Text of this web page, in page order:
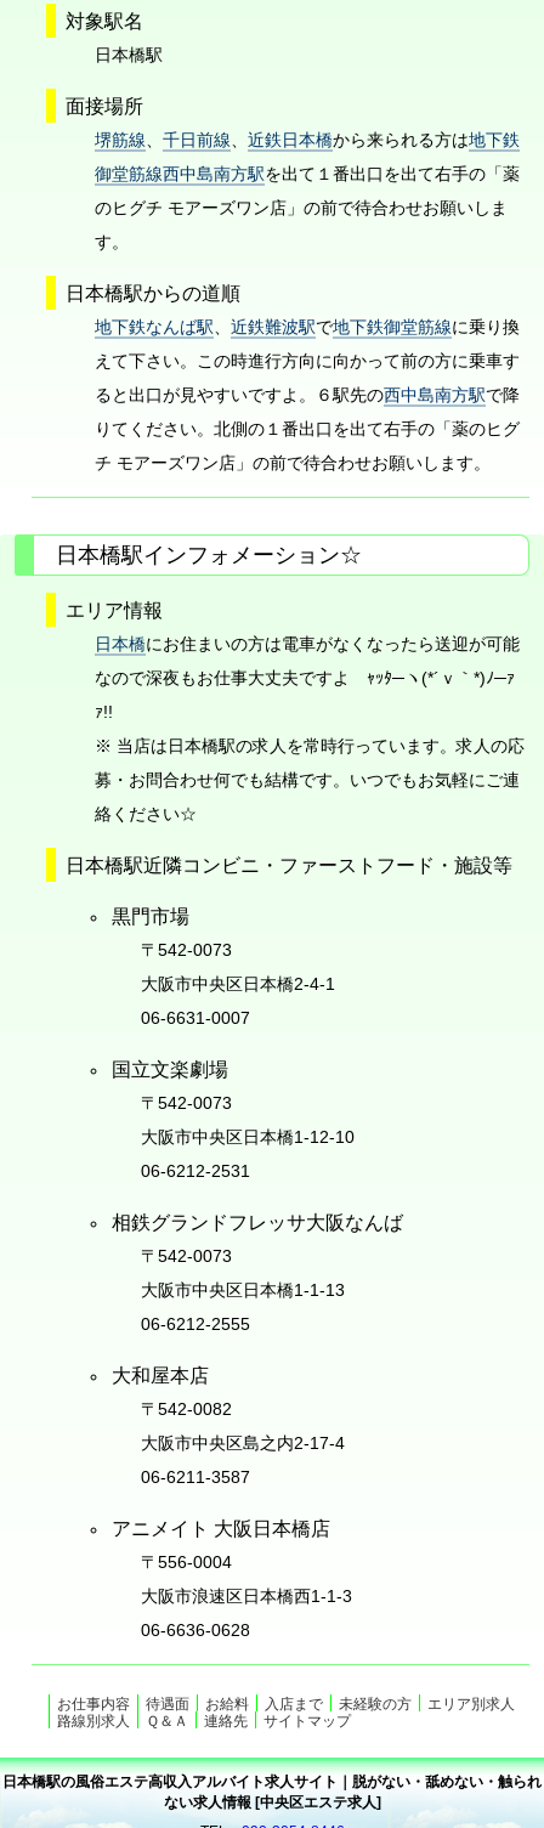
対象駅名
日本橋駅
面接場所
堺筋線 千日前線 近鉄日本橋から来られる方は地下鉄
御堂筋線西中島南方駅を出て１番出口を出て右手の「薬
のヒグチ モアーズワン店」の前で待合わせお願いしま
す。
日本橋駅からの道順
地下鉄なんば駅 近鉄難波駅で地下鉄御堂筋線に乗り換
えて下さい。この時進行方向に向かって前の方に乗車す
ると出口が見やすいですよ。６駅先の西中島南方駅で降
りてください。北側の１番出口を出て右手の「薬のヒグ
チ モアーズワン店」の前で待合わせお願いします。
日本橋駅インフォメーション☆
エリア情報
日本橋にお住まいの方は電車がなくなったら送迎が可能
なので深夜もお仕事大丈夫ですよ ｬｯﾀ─ヽ(*´ｖ｀*)ﾉ─ｧ
ｧ!!
※ 当店は日本橋駅の求人を常時行っています。求人の応
募・お問合わせ何でも結構です。いつでもお気軽にご連
絡ください☆
日本橋駅近隣コンビニ・ファーストフード・施設等
黒門市場
〒542-0073
大阪市中央区日本橋2-4-1
06-6631-0007
国立文楽劇場
〒542-0073
大阪市中央区日本橋1-12-10
06-6212-2531
相鉄グランドフレッサ大阪なんば
〒542-0073
大阪市中央区日本橋1-1-13
06-6212-2555
大和屋本店
〒542-0082
大阪市中央区島之内2-17-4
06-6211-3587
アニメイト 大阪日本橋店
〒556-0004
大阪市浪速区日本橋西1-1-3
06-6636-0628
お仕事内容 待遇面 お給料 入店まで 未経験の方
エリア別求人
路線別求人
Ｑ＆Ａ 連絡先 サイトマップ
日本橋駅の風俗エステ高収入アルバイト求人サイト｜脱がない・舐めない・触られ
ない求人情報 [中央区エステ求人]